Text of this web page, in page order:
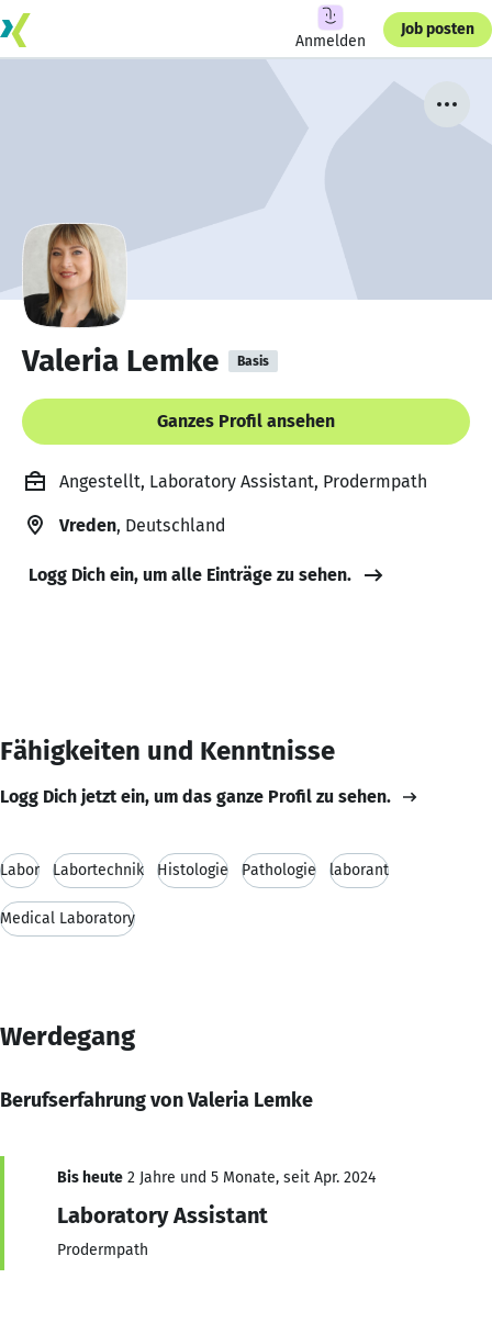
Anmelden
Job posten
Valeria Lemke Basis
Ganzes Profil ansehen
Angestellt, Laboratory Assistant, Prodermpath
Vreden, Deutschland
Logg Dich ein, um alle Einträge zu sehen.
Fähigkeiten und Kenntnisse
Logg Dich jetzt ein, um das ganze Profil zu sehen.
Labor Labortechnik Histologie Pathologie laborant
Medical Laboratory
Werdegang
Berufserfahrung von Valeria Lemke
Bis heute 2 Jahre und 5 Monate, seit Apr. 2024
Laboratory Assistant
Prodermpath